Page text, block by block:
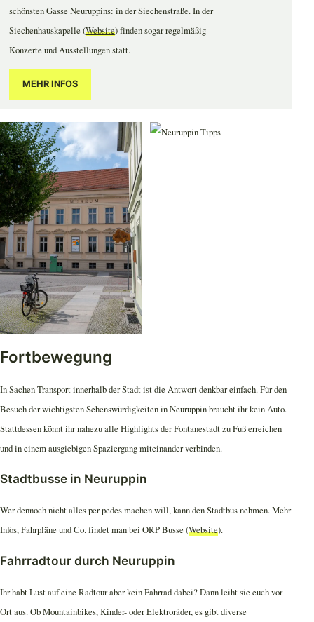
schönsten Gasse Neuruppins: in der Siechenstraße. In der
Siechenhauskapelle (Website) finden sogar regelmäßig
Konzerte und Ausstellungen statt.
MEHR INFOS
Fortbewegung
In Sachen Transport innerhalb der Stadt ist die Antwort denkbar einfach. Für den
Besuch der wichtigsten Sehenswürdigkeiten in Neuruppin braucht ihr kein Auto.
Stattdessen könnt ihr nahezu alle Highlights der Fontanestadt zu Fuß erreichen
und in einem ausgiebigen Spaziergang miteinander verbinden.
Stadtbusse in Neuruppin
Wer dennoch nicht alles per pedes machen will, kann den Stadtbus nehmen. Mehr
Infos, Fahrpläne und Co. findet man bei ORP Busse (Website).
Fahrradtour durch Neuruppin
Ihr habt Lust auf eine Radtour aber kein Fahrrad dabei? Dann leiht sie euch vor
Ort aus. Ob Mountainbikes, Kinder- oder Elektroräder, es gibt diverse